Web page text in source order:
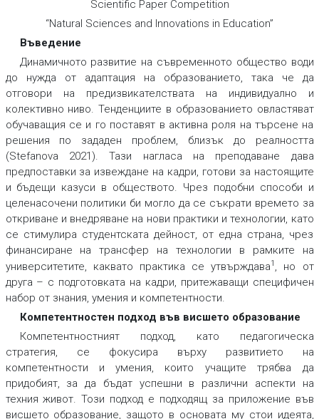
Scientific Paper Competition
“Natural Sciences and Innovations in Education”
Въведение
Динамичното развитие на съвременното общество води
до нужда от адаптация на образованието, така че да
отговори на предизвикателствата на индивидуално и
колективно ниво. Тенденциите в образованието овластяват
обучаващия се и го поставят в активна роля на търсене на
решения по зададен проблем, близък до реалността
(Stefanova 2021). Тази нагласа на преподаване дава
предпоставки за извеждане на кадри, готови за настоящите
и бъдещи казуси в обществото. Чрез подобни способи и
целенасочени политики би могло да се съкрати времето за
откриване и внедряване на нови практики и технологии, като
се стимулира студентската дейност, от една страна, чрез
финансиране на трансфер на технологии в рамките на
университетите, каквато практика се утвърждава1 , но от
друга – с подготовката на кадри, притежаващи специфичен
набор от знания, умения и компетентности.
Компетентностен подход във висшето образование
Компетентностният подход, като педагогическа
стратегия, се фокусира върху развитието на
компетентности и умения, които учащите трябва да
придобият, за да бъдат успешни в различни аспекти на
техния живот. Този подход е подходящ за приложение във
висшето образование, защото в основата му стои идеята,